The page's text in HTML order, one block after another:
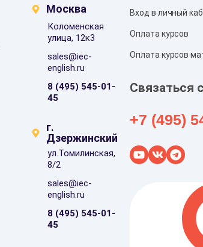
Москва
Коломенская
улица, 12к3
sales@iec-
english.ru
8 (495) 545-01-
45
г.
Дзержинский
ул.Томилинская,
8/2
sales@iec-
english.ru
8 (495) 545-01-
45
Вход в личный
Оплата курсов
Оплата курсов
Связаться
+7 (495)